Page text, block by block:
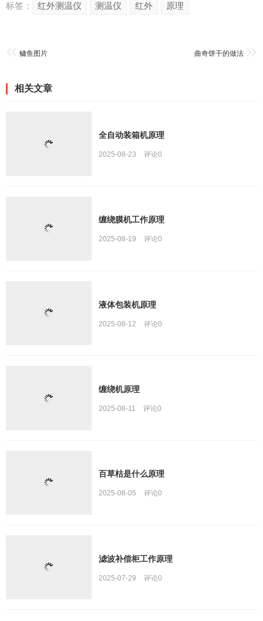
标签： 红外测温仪 测温仪 红外 原理
鳙鱼图片 曲奇饼干的做法
相关文章
全自动装箱机原理
2025-08-23 评论0
缠绕膜机工作原理
2025-08-19 评论0
液体包装机原理
2025-08-12 评论0
缠绕机原理
2025-08-11 评论0
百草枯是什么原理
2025-08-05 评论0
滤波补偿柜工作原理
2025-07-29 评论0